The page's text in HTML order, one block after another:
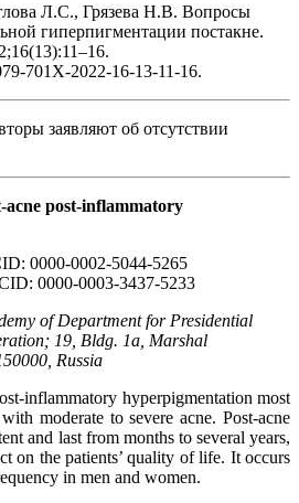
Л.С., Грязева Н.В. Вопросы
гиперпигментации постакне.
701X-2022-16-13-11-16.
заявляют об отсутствии
acne post-inflammatory
0000-0002-5044-5265
0000-0003-3437-5233
of Department for Presidential
19, Bldg. 1а, Marshal
Russia
inflammatory hyperpigmentation most
moderate to severe acne. Post-acne
and last from months to several years,
on the patients’ quality of life. It occurs
in men and women.